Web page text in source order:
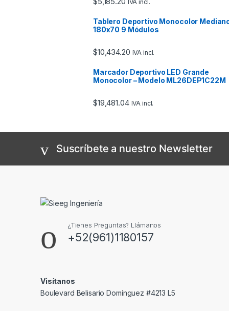
IVA incl.
Tablero Deportivo Monocolor
180x70 9 Módulos
$10,434.20 IVA incl.
Marcador Deportivo LED Grande
Monocolor – Modelo ML26DEP1C22M
$19,481.04 IVA incl.
Suscríbete a nuestro Newsletter
¿Tienes Preguntas? Llámanos
+52(961)1180157
Visítanos
Boulevard Belisario Domínguez #4213 L5